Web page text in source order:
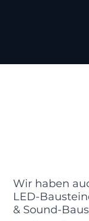
Wir haben
LED-
& Sound-